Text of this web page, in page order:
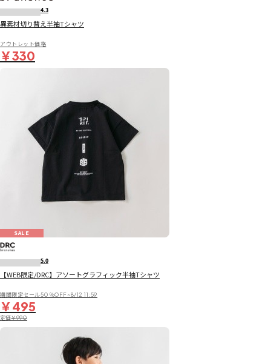
4.3
異素材切り替え半袖Tシャツ
アウトレット価格
￥330
SALE
5.0
【WEB限定/DRC】アソートグラフィック半袖Tシャツ
期間限定セール50％OFF~8/12 11:59
￥495
定価￥990